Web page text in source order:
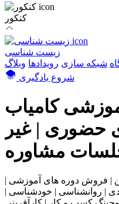
کنکور
زیست شناسی
شبکه سازی رویداد‌ها وبلاگ
شروع یادگیری
کامیاب
حضوری | غیر
مشاوره
| فروش دوره های آموزشی |
| روانشناسی | خودشناسی |